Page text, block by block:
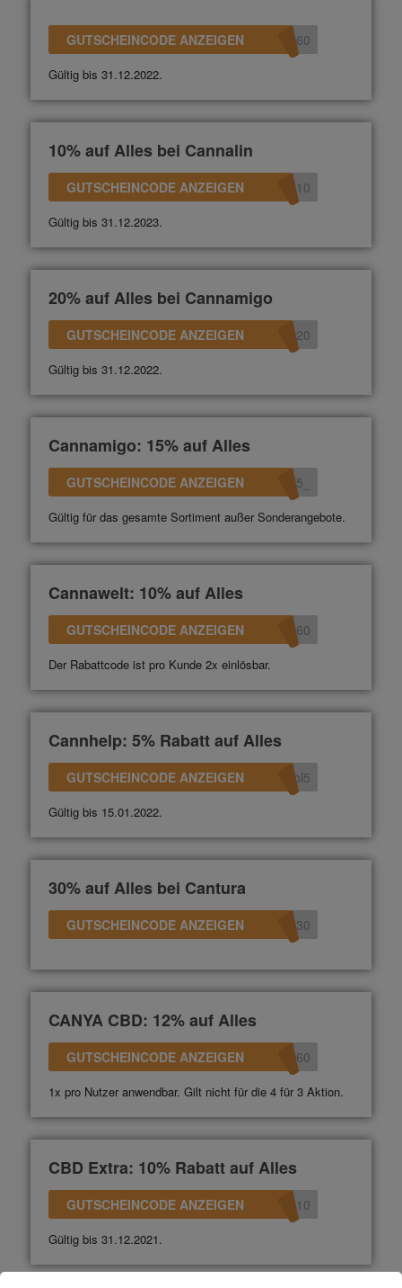
GUTSCHEINCODE ANZEIGEN 360
Gültig bis 31.12.2022.
10% auf Alles bei Cannalin
GUTSCHEINCODE ANZEIGEN n10
Gültig bis 31.12.2023.
20% auf Alles bei Cannamigo
GUTSCHEINCODE ANZEIGEN N20
Gültig bis 31.12.2022.
Cannamigo: 15% auf Alles
GUTSCHEINCODE ANZEIGEN
Gültig für das gesamte Sortiment außer Sonderangebote.
Cannawelt: 10% auf Alles
GUTSCHEINCODE ANZEIGEN 360
Der Rabattcode ist pro Kunde 2x einlösbar.
Cannhelp: 5% Rabatt auf Alles
GUTSCHEINCODE ANZEIGEN ol5
Gültig bis 15.01.2022.
30% auf Alles bei Cantura
GUTSCHEINCODE ANZEIGEN e30
CANYA CBD: 12% auf Alles
GUTSCHEINCODE ANZEIGEN 360
1x pro Nutzer anwendbar. Gilt nicht für die 4 für 3 Aktion.
CBD Extra: 10% Rabatt auf Alles
GUTSCHEINCODE ANZEIGEN n10
Gültig bis 31.12.2021.